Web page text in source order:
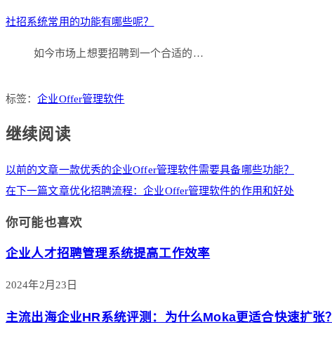
社招系统常用的功能有哪些呢？
如今市场上想要招聘到一个合适的…
标签：企业Offer管理软件
继续阅读
以前的文章一款优秀的企业Offer管理软件需要具备哪些功能？
在下一篇文章优化招聘流程：企业Offer管理软件的作用和好处
你可能也喜欢
企业人才招聘管理系统提高工作效率
2024年2月23日
主流出海企业HR系统评测：为什么Moka更适合快速扩张？